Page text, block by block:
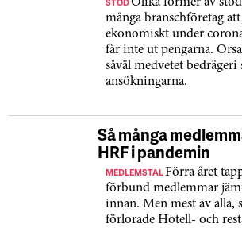
många branschföretag
ekonomiskt under
får inte ut pengarna.
såväl medvetet
ansökningarna.
Så många
HRF i pandemin
MEDLEMSTALFörra året
förbund medlemmar
innan. Men mest av alla,
förlorade Hotell- och